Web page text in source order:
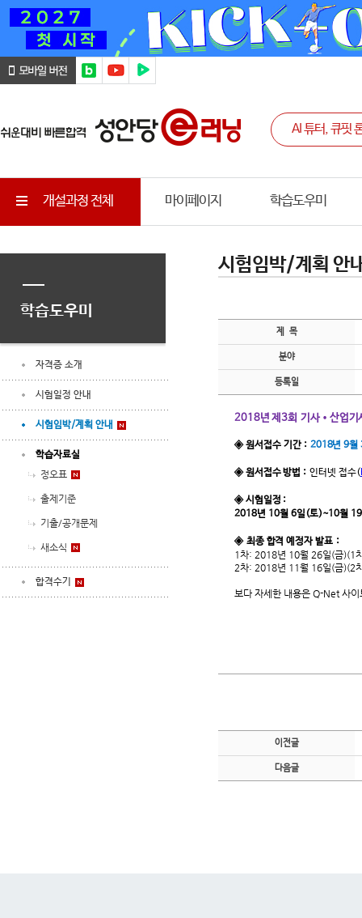
개설과정 전체 마이페이지 학습도우미
학습도우미
자격증 소개
시험일정 안내
시험임박/계획 안내
학습자료실
정오표
출제기준
기출/공개문제
새소식
합격수기
시험임박/계획 안
제 목
분야
등록일
2018년 제3회기사•산업기
◈ 원서접수 기간 : 2018년 9월
◈ 원서접수 방법 : 인터넷 접수(
◈ 시험일정 :
2018년 10월 6일(토)~10월
◈ 최종 합격 예정자 발표 :
1차: 2018년 10월 26일(금)(1
2차: 2018년 11월 16일(금)(2
보다 자세한 내용은 Q-Net 사
이전글
다음글